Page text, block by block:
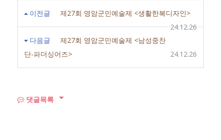
이전글
제27회 영암군민예술제 <생활한복디자인>
24.12.26
다음글
제27회 영암군민예술제 <남성중찬
단-파더싱어즈>
24.12.26
댓글목록